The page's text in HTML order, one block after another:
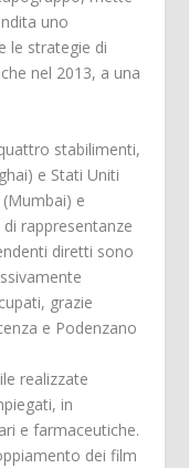
uno
le strategie di
nel 2013, a una
stabilimenti,
e Stati Uniti
e
rappresentanze
diretti sono
grazie
e Podenzano
realizzate
in
e farmaceutiche.
dei film